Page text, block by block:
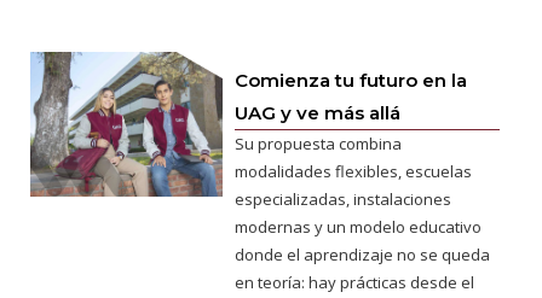
Comienza tu futuro en la
UAG y ve más allá
Su propuesta combina
modalidades flexibles, escuelas
especializadas, instalaciones
modernas y un modelo educativo
donde el aprendizaje no se queda
en teoría: hay prácticas desde el